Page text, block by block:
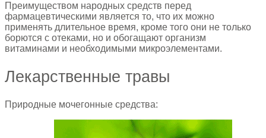
Преимуществом народных средств перед
фармацевтическими является то, что их можно
применять длительное время, кроме того они не только
борются с отеками, но и обогащают организм
витаминами и необходимыми микроэлементами.
Лекарственные травы
Природные мочегонные средства: